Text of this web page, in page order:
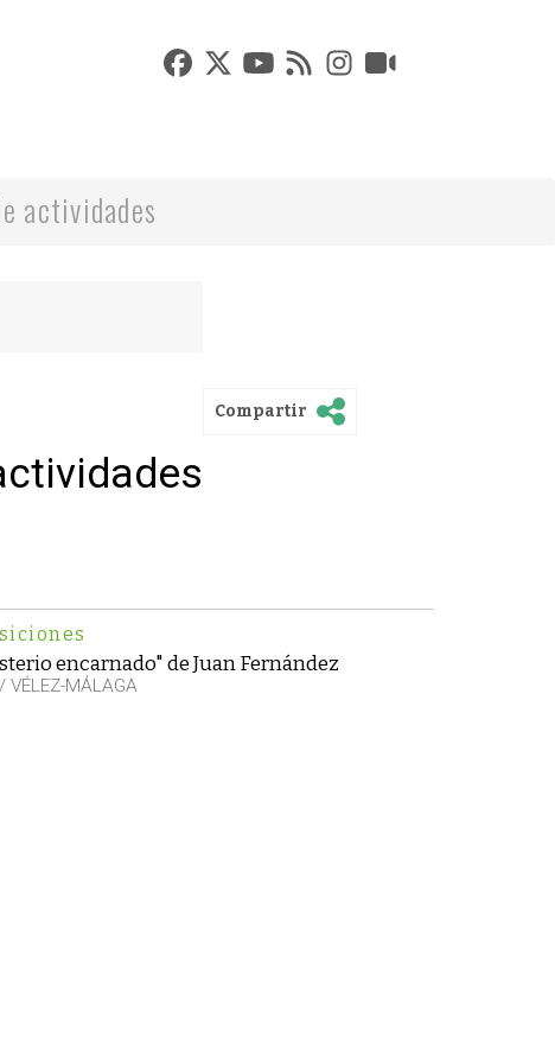
actividades
Compartir
encarnado" de Juan Fernández
VÉLEZ-MÁLAGA